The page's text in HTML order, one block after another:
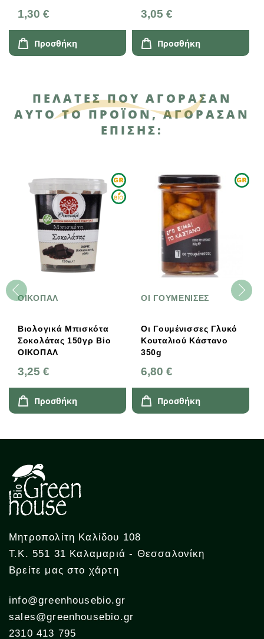
1,30 €
Προσθήκη
3,05 €
Προσθήκη
ΠΕΛΆΤΕΣ ΠΟΥ ΑΓΌΡΑΣΑΝ
ΑΥΤΌ ΤΟ ΠΡΟΪΌΝ, ΑΓΌΡΑΣΑΝ
ΕΠΊΣΗΣ:
ΟΙΚΟΠΑΛ
Βιολογικά Μπισκότα
Σοκολάτας 150γρ Bio
ΟΙΚΟΠΑΛ
3,25 €
Προσθήκη
ΟΙ ΓΟΥΜΕΝΙΣΕΣ
Οι Γουμένισσες Γλυκό
Κουταλιού Κάστανο
350g
6,80 €
Προσθήκη
Μητροπολίτη Καλίδου 108
Τ.Κ. 551 31 Καλαμαριά - Θεσσαλονίκη
Βρείτε μας στο χάρτη
info@greenhousebio.gr
sales@greenhousebio.gr
2310 413 795